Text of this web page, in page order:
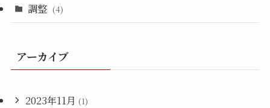
調整 (4)
アーカイブ
2023年11月 (1)